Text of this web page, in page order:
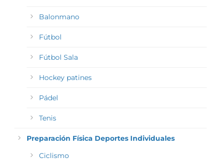
Balonmano
Fútbol
Fútbol Sala
Hockey patines
Pádel
Tenis
Preparación Física Deportes Individuales
Ciclismo